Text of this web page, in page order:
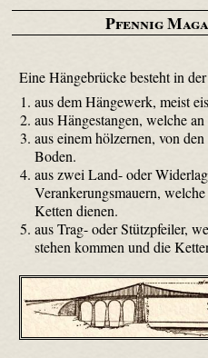
Pfennig
Eine Hängebrücke besteht in
aus dem Hängewerk, meist
aus Hängestangen, welche
aus einem hölzernen, von
Boden.
aus zwei Land- oder
Verankerungsmauern,
Ketten dienen.
aus Trag- oder Stützpfeiler,
stehen kommen und die